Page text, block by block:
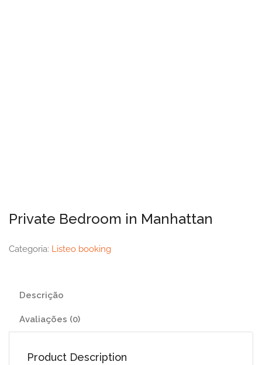
Private Bedroom in Manhattan
Categoria: Listeo booking
Descrição
Avaliações (0)
Product Description